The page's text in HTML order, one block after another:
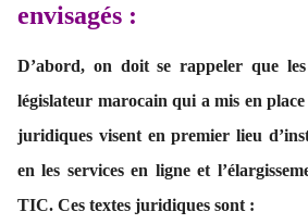
envisagés :
D’abord, on doit se rappeler que
législateur marocain qui a mis en place
juridiques visent en premier lieu
en les services en ligne et
TIC. Ces textes juridiques sont :